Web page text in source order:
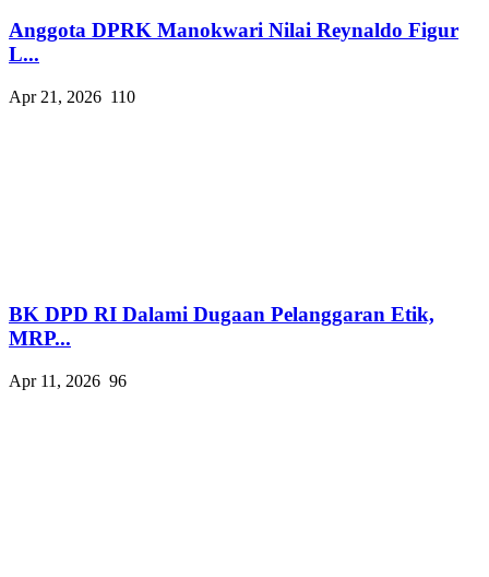
Anggota DPRK Manokwari Nilai Reynaldo Figur
L...
Apr 21, 2026 110
BK DPD RI Dalami Dugaan Pelanggaran Etik,
MRP...
Apr 11, 2026 96